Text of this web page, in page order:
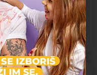
Motorika
Komunikacija, Timski rad